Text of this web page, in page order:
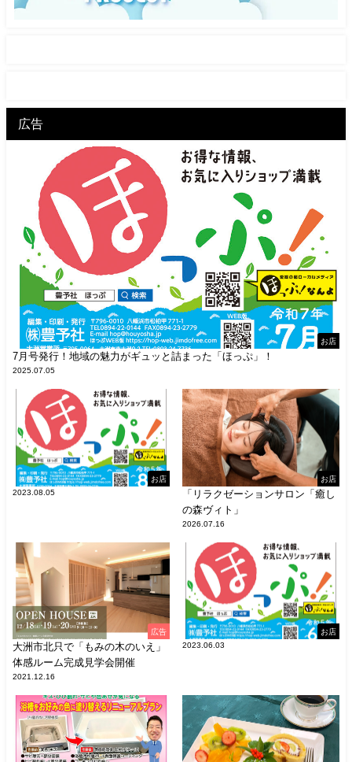
広告
お店
7月号発行！地域の魅力がギュッと詰まった「ほっぷ」！
2025.07.05
お店
2023.08.05
お店
「リラクゼーションサロン「癒し
の森ヴィト」
2026.07.16
広告
大洲市北只で「もみの木のいえ」
体感ルーム完成見学会開催
2021.12.16
お店
2023.06.03